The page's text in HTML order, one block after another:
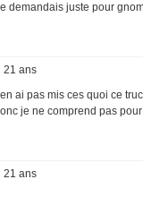
demandais juste pour
21 ans
ai pas mis ces quoi ce
je ne comprend pas
21 ans